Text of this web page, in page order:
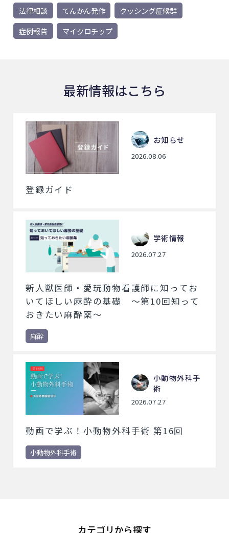
法律相談
てんかん発作
クッシング症候群
症例報告
マイクロチップ
最新情報はこちら
お知らせ
2026.08.06
登録ガイド
学術情報
2026.07.27
新人獣医師・愛玩動物看護師に知ってお
いてほしい麻酔の基礎 ～第10回知って
おきたい麻酔薬～
麻酔
小動物外科手
術
2026.07.27
動画で学ぶ！小動物外科手術 第16回
小動物外科手術
カテゴリから探す